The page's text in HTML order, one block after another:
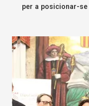
per a posicionar-